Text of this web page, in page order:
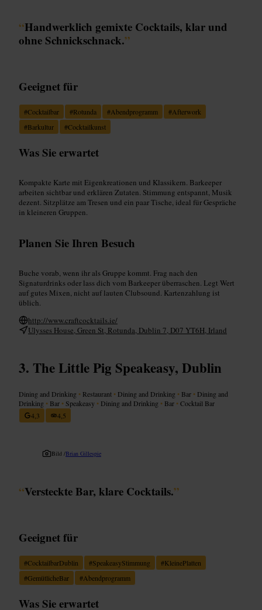
“Handwerklich gemixte Cocktails, klar und
ohne Schnickschnack.”
Geeignet für
#Cocktailbar #Rotunda #Abendprogramm #Afterwork
#Barkultur #Cocktailkunst
Was Sie erwartet
Kompakte Karte mit Eigenkreationen und Klassikern. Barkeeper
arbeiten sichtbar und erklären Zutaten. Stimmung entspannt, Musik
dezent. Sitzplätze am Tresen und ein paar Tische, ideal für Gespräche
in kleineren Gruppen.
Planen Sie Ihren Besuch
Buche vorab, wenn ihr als Gruppe kommt. Frag nach den
Signaturdrinks oder lass dich vom Barkeeper überraschen. Legt Wert
auf gutes Mixen, nicht auf lauten Clubsound. Kartenzahlung ist
üblich.
http://www.craftcocktails.ie/
Ulysses House, Green St, Rotunda, Dublin 7, D07 YT6H, Irland
The Little Pig Speakeasy, Dublin
Dining and Drinking • Restaurant • Dining and Drinking • Bar • Dining and
Drinking • Bar • Speakeasy • Dining and Drinking • Bar •Cocktail Bar
4,3
4,5
Bild /Brian Gillespie
“Versteckte Bar, klare Cocktails.”
Geeignet für
#CocktailbarDublin #SpeakeasyStimmung #KleinePlatten
#GemütlicheBar #Abendprogramm
Was Sie erwartet